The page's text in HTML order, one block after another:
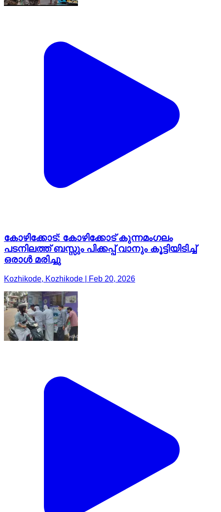
കോഴിക്കോട്: കോഴിക്കോട് കുന്നമംഗലം
പടനിലത്ത് ബസ്സും പിക്കപ്പ് വാനും കൂട്ടിയിടിച്ച്
ഒരാൾ മരിച്ചു
Kozhikode, Kozhikode | Feb 20, 2026